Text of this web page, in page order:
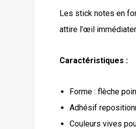
Les stick notes en
attire l’œil
Caractéristiques :
Forme : flèche
Adhésif
Couleurs vives